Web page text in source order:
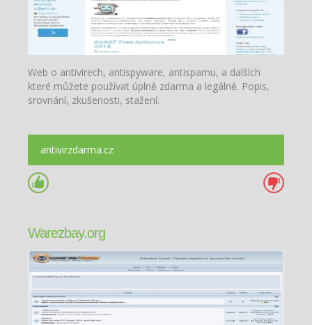
Web o antivirech, antispyware, antispamu, a dalších
které můžete používat úplně zdarma a legálně. Popis,
srovnání, zkušenosti, stažení.
antivirzdarma.cz
Warezbay.org